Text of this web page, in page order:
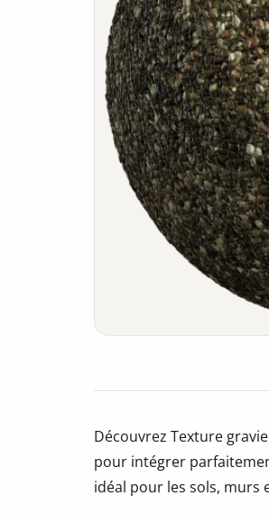
Découvrez Texture
pour intégrer
idéal pour les sols, murs